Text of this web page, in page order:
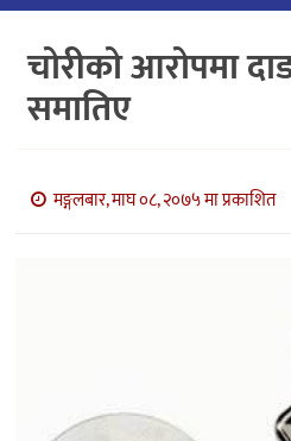
कुटनिती
कुराकानी
बाणिज्य
चोरीको आरोपमा
समातिए
मङ्गलबार, माघ ०८, २०७५ मा प्रकाशित